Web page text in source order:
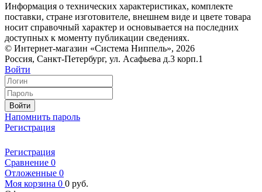
Информация о технических характеристиках, комплекте
поставки, стране изготовителе, внешнем виде и цвете товара
носит справочный характер и основывается на последних
доступных к моменту публикации сведениях.
© Интернет-магазин «Система Ниппель», 2026
Россия, Санкт-Петербург, ул. Асафьева д.3 корп.1
Войти
Войти
Напомнить пароль
Регистрация
Регистрация
Сравнение 0
Отложенные 0
Моя корзина 0 0 руб.